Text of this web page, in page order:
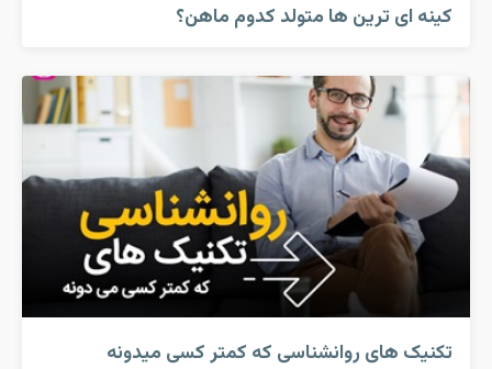
کینه ای ترین ها متولد کدوم ماهن؟
تکنیک های روانشناسی که کمتر کسی میدونه